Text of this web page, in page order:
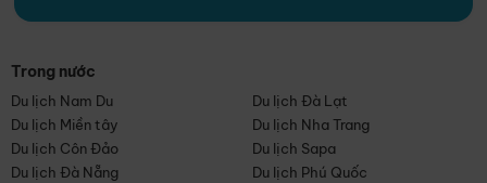
Trong nước
Du lịch Nam Du
Du lịch Đà Lạt
Du lịch Miền tây
Du lịch Nha Trang
Du lịch Côn Đảo
Du lịch Sapa
Du lịch Đà Nẵng
Du lịch Phú Quốc